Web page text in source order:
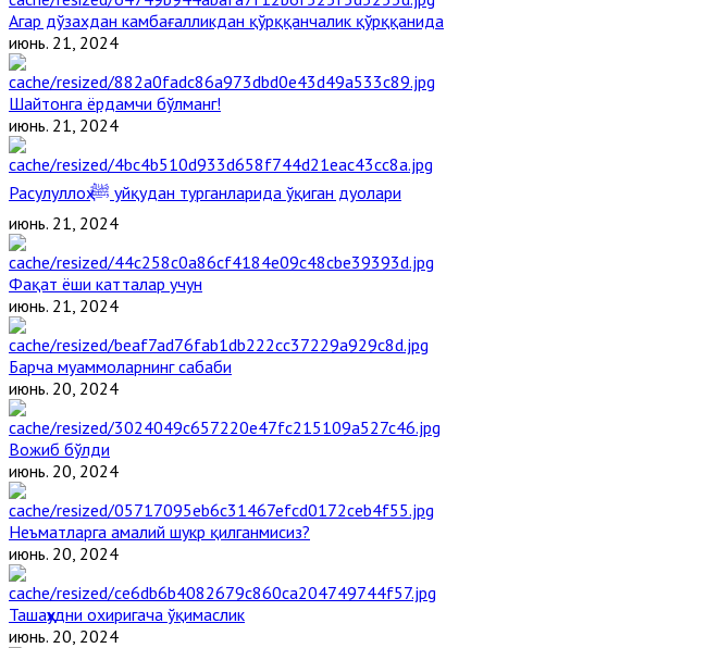
Агар дўзахдан камбағалликдан қўрққанчалик қўрққанида
июнь. 21, 2024
Шайтонга ёрдамчи бўлманг!
июнь. 21, 2024
Расулуллоҳ ﷺ уйқудан турганларида ўқиган дуолари
июнь. 21, 2024
Фақат ёши катталар учун
июнь. 21, 2024
Барча муаммоларнинг сабаби
июнь. 20, 2024
Вожиб бўлди
июнь. 20, 2024
Неъматларга амалий шукр қилганмисиз?
июнь. 20, 2024
Ташаҳҳудни охиригача ўқимаслик
июнь. 20, 2024